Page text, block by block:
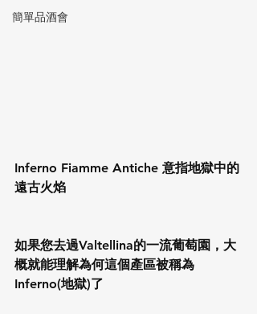
簡單品酒會
Inferno Fiamme Antiche 意指地獄中的
遠古火焰
如果您去過Valtellina的一流葡萄園，大
概就能理解為何這個產區被稱為
Inferno(地獄)了